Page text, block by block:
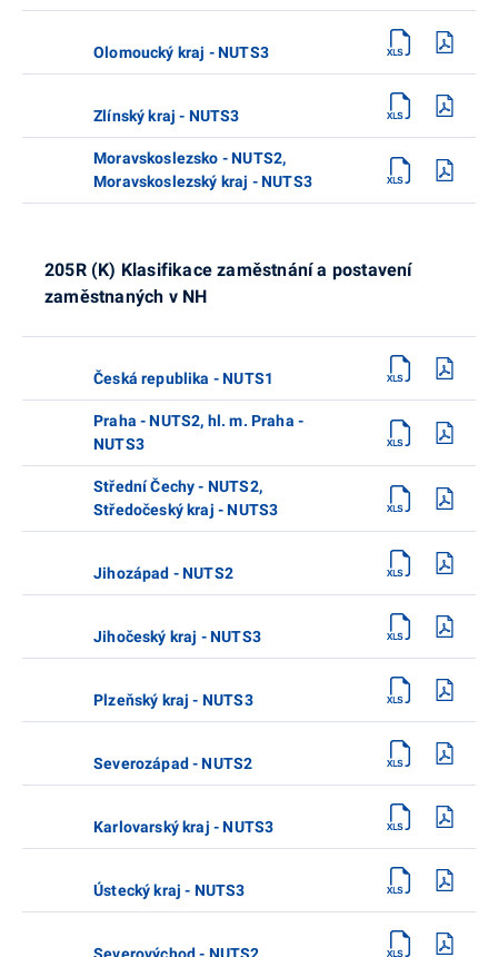
Olomoucký kraj - NUTS3
Zlínský kraj - NUTS3
Moravskoslezsko - NUTS2,
Moravskoslezský kraj - NUTS3
205R (K) Klasifikace zaměstnání a postavení
zaměstnaných v NH
Česká republika - NUTS1
Praha - NUTS2, hl. m. Praha -
NUTS3
Střední Čechy - NUTS2,
Středočeský kraj - NUTS3
Jihozápad - NUTS2
Jihočeský kraj - NUTS3
Plzeňský kraj - NUTS3
Severozápad - NUTS2
Karlovarský kraj - NUTS3
Ústecký kraj - NUTS3
Severovýchod - NUTS2